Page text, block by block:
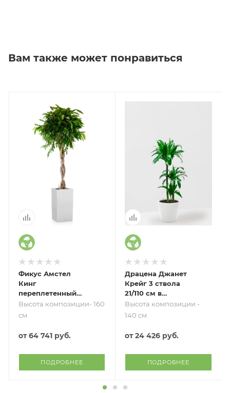
Вам также может понравиться
Фикус Амстел
Кинг
переплетенный
30/140 см в CANTO
STONE HIGH 40
Высота композиции- 160
см
от64 741 руб.
ПОДРОБНЕЕ
Драцена Джанет
Крейг 3 ствола
21/110 см в
CLASSICO LS 28
Высота композиции -
140 см
от24 426 руб.
ПОДРОБНЕЕ